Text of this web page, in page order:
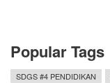
Popular Tags
SDGS #4 PENDIDIKAN